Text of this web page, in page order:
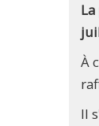
À
Il